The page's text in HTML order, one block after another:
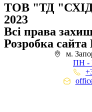
ТОВ "ТД
2023
Всі права
Розробка
м.
ПН -